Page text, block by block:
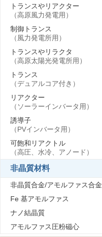
トランスやリアクター
（高原風力発電用）
制御トランス
（風力発電所用）
トランスやリラクタ
（高原太陽光発電所用）
トランス
（デュアルコア付き）
リアクター
（ソーラーインバータ用）
誘導子
（PVインバータ用）
可飽和リアクトル
（高圧、水冷、アノード）
非晶質材料
非晶質合金/アモルファス合金
Fe 基アモルファス
ナノ結晶質
アモルファス圧粉磁心